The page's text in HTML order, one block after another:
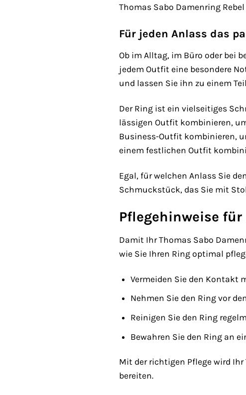
Thomas Sabo Damenring
Für jeden Anlass das
Ob im Alltag, im Büro oder bei
jedem Outfit eine besondere
und lassen Sie ihn zu einem
Der Ring ist ein vielseitiges
lässigen Outfit kombinieren,
Business-Outfit kombinieren,
einem festlichen Outfit
Egal, für welchen Anlass Sie
Schmuckstück, das Sie mit
Pflegehinweise
Damit Ihr Thomas Sabo
wie Sie Ihren Ring optimal
Vermeiden Sie den Kontakt
Nehmen Sie den Ring vor
Reinigen Sie den Ring
Bewahren Sie den Ring an
Mit der richtigen Pflege wird
bereiten.